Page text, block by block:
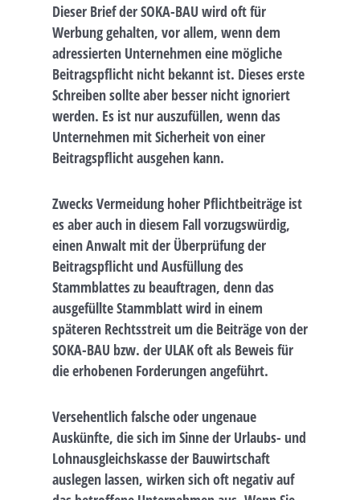
Dieser Brief der SOKA-BAU wird oft für
Werbung gehalten, vor allem, wenn dem
adressierten Unternehmen eine mögliche
Beitragspflicht nicht bekannt ist. Dieses erste
Schreiben sollte aber besser nicht ignoriert
werden. Es ist nur auszufüllen, wenn das
Unternehmen mit Sicherheit von einer
Beitragspflicht ausgehen kann.
Zwecks Vermeidung hoher Pflichtbeiträge ist
es aber auch in diesem Fall vorzugswürdig,
einen Anwalt mit der Überprüfung der
Beitragspflicht und Ausfüllung des
Stammblattes zu beauftragen, denn das
ausgefüllte Stammblatt wird in einem
späteren Rechtsstreit um die Beiträge von der
SOKA-BAU bzw. der ULAK oft als Beweis für
die erhobenen Forderungen angeführt.
Versehentlich falsche oder ungenaue
Auskünfte, die sich im Sinne der Urlaubs- und
Lohnausgleichskasse der Bauwirtschaft
auslegen lassen, wirken sich oft negativ auf